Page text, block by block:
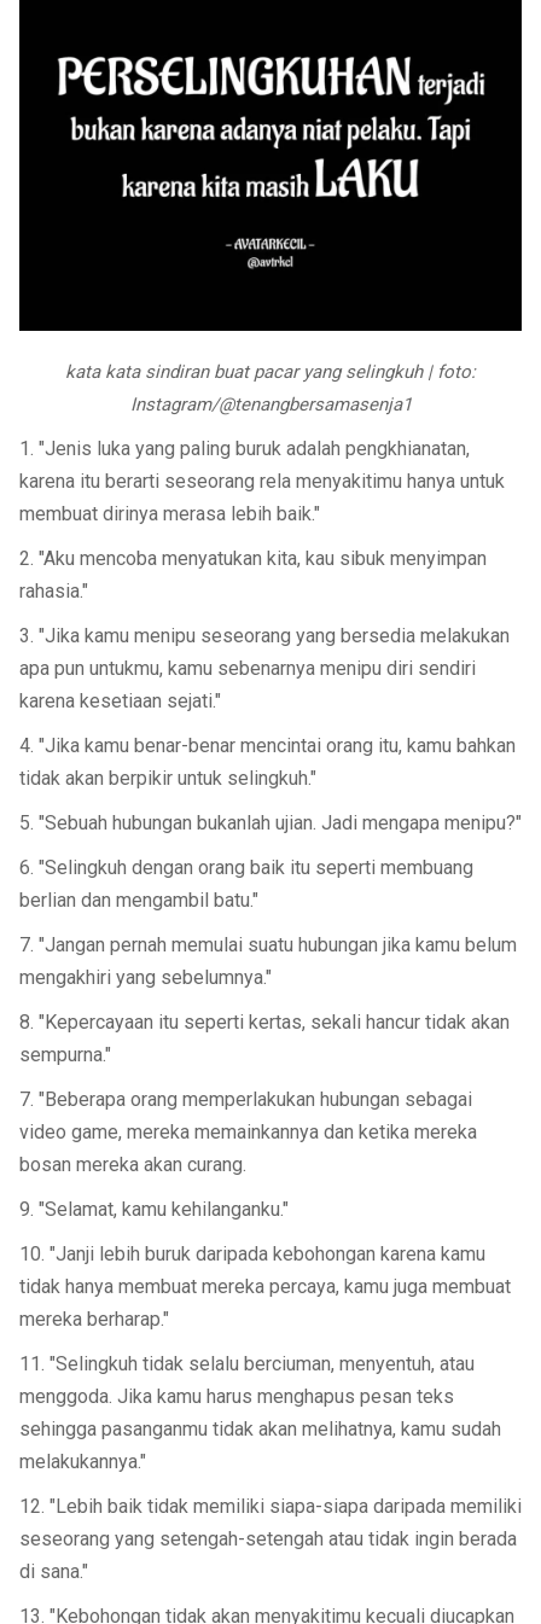
kata kata sindiran buat pacar yang selingkuh | foto:
Instagram/@tenangbersamasenja1
1. "Jenis luka yang paling buruk adalah pengkhianatan,
karena itu berarti seseorang rela menyakitimu hanya untuk
membuat dirinya merasa lebih baik."
2. "Aku mencoba menyatukan kita, kau sibuk menyimpan
rahasia."
3. "Jika kamu menipu seseorang yang bersedia melakukan
apa pun untukmu, kamu sebenarnya menipu diri sendiri
karena kesetiaan sejati."
4. "Jika kamu benar-benar mencintai orang itu, kamu bahkan
tidak akan berpikir untuk selingkuh."
5. "Sebuah hubungan bukanlah ujian. Jadi mengapa menipu?"
6. "Selingkuh dengan orang baik itu seperti membuang
berlian dan mengambil batu."
7. "Jangan pernah memulai suatu hubungan jika kamu belum
mengakhiri yang sebelumnya."
8. "Kepercayaan itu seperti kertas, sekali hancur tidak akan
sempurna."
7. "Beberapa orang memperlakukan hubungan sebagai
video game, mereka memainkannya dan ketika mereka
bosan mereka akan curang.
9. "Selamat, kamu kehilanganku."
10. "Janji lebih buruk daripada kebohongan karena kamu
tidak hanya membuat mereka percaya, kamu juga membuat
mereka berharap."
11. "Selingkuh tidak selalu berciuman, menyentuh, atau
menggoda. Jika kamu harus menghapus pesan teks
sehingga pasanganmu tidak akan melihatnya, kamu sudah
melakukannya."
12. "Lebih baik tidak memiliki siapa-siapa daripada memiliki
seseorang yang setengah-setengah atau tidak ingin berada
di sana."
13. "Kebohongan tidak akan menyakitimu kecuali diucapkan